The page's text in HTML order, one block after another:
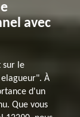
avec
sur le
À
d'un
Que vous